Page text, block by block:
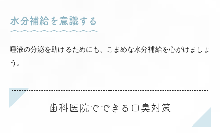
水分補給を意識する
唾液の分泌を助けるためにも、こまめな水分補給を心がけましょ
う。
歯科医院でできる口臭対策